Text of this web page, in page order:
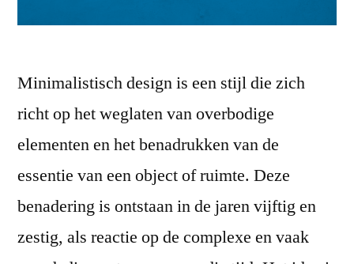
Minimalistisch design is een stijl die zich
richt op het weglaten van overbodige
elementen en het benadrukken van de
essentie van een object of ruimte. Deze
benadering is ontstaan in de jaren vijftig en
zestig, als reactie op de complexe en vaak